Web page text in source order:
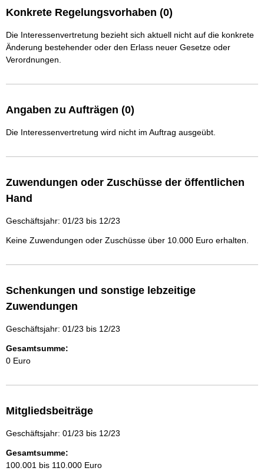
Konkrete Regelungsvorhaben (0)
Die Interessenvertretung bezieht sich aktuell nicht auf die konkrete
Änderung bestehender oder den Erlass neuer Gesetze oder
Verordnungen.
Angaben zu Aufträgen (0)
Die Interessenvertretung wird nicht im Auftrag ausgeübt.
Zuwendungen oder Zuschüsse der öffentlichen
Hand
Geschäftsjahr: 01/23 bis 12/23
Keine Zuwendungen oder Zuschüsse über 10.000 Euro erhalten.
Schenkungen und sonstige lebzeitige
Zuwendungen
Geschäftsjahr: 01/23 bis 12/23
Gesamtsumme:
0 Euro
Mitgliedsbeiträge
Geschäftsjahr: 01/23 bis 12/23
Gesamtsumme:
100.001 bis 110.000 Euro